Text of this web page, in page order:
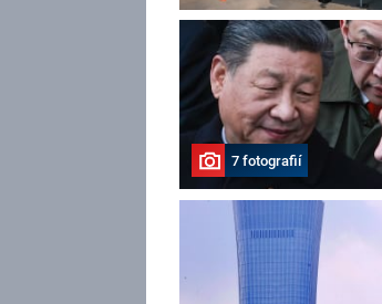
7 fotografií